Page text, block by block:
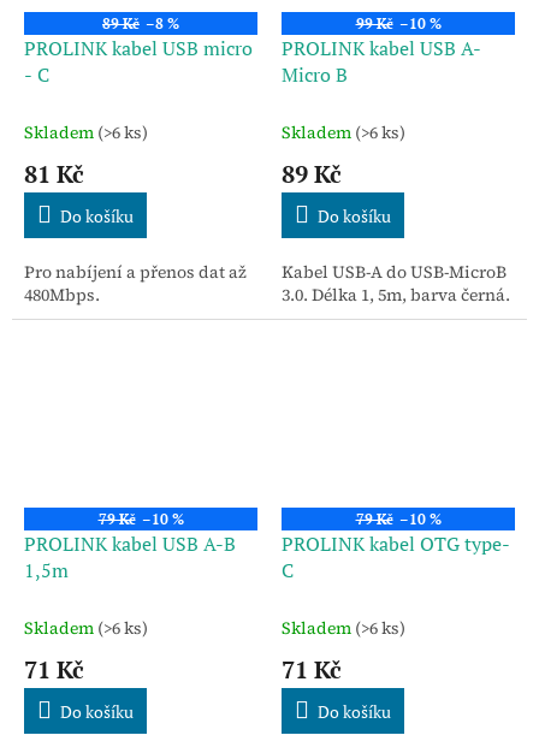
89 Kč –8 %
PROLINK kabel USB micro
- C
Skladem (>6 ks)
81 Kč
Do košíku
Pro nabíjení a přenos dat až
480Mbps.
99 Kč –10 %
PROLINK kabel USB A-
Micro B
Skladem (>6 ks)
89 Kč
Do košíku
Kabel USB-A do USB-MicroB
3.0. Délka 1, 5m, barva černá.
79 Kč –10 %
PROLINK kabel USB A-B
1,5m
Skladem (>6 ks)
71 Kč
Do košíku
79 Kč –10 %
PROLINK kabel OTG type-
C
Skladem (>6 ks)
71 Kč
Do košíku